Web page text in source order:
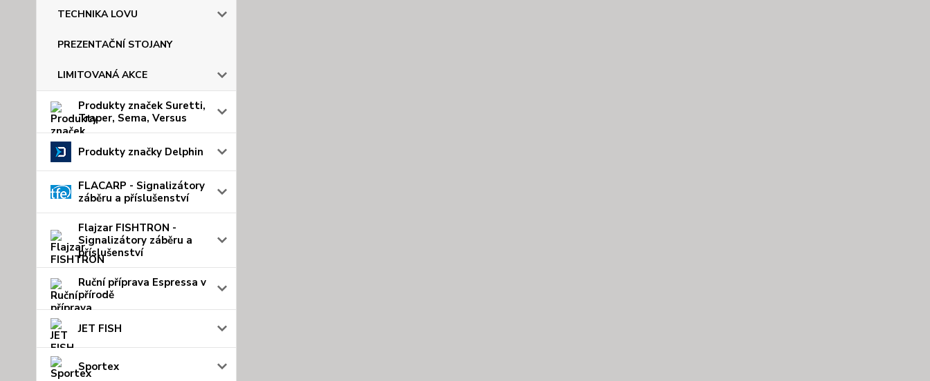
TECHNIKA LOVU
PREZENTAČNÍ STOJANY
LIMITOVANÁ AKCE
Produkty značek Suretti,
Traper, Sema, Versus
Produkty značky Delphin
FLACARP - Signalizátory
záběru a příslušenství
Flajzar FISHTRON -
Signalizátory záběru a
příslušenství
Ruční příprava Espressa v
přírodě
JET FISH
Sportex